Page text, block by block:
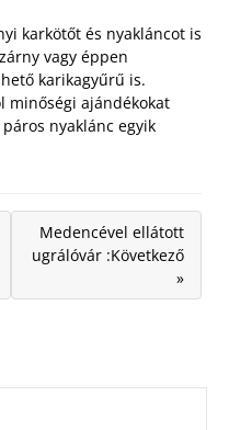
karkötőt és nyakláncot is
vagy éppen
karikagyűrű is.
minőségi ajándékokat
nyaklánc egyik
Medencével ellátott
ugrálóvár :Következő
»